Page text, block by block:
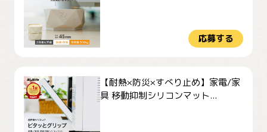
応募する
【耐熱×防災×すべり止め】家電/家
具 移動抑制シリコンマット...